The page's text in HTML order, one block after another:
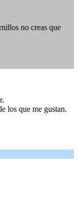
no creas que
los que me gustan.